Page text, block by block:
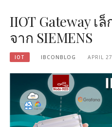
IIOT Gateway เ
จาก SIEMENS
IOT IBCONBLOG APRIL